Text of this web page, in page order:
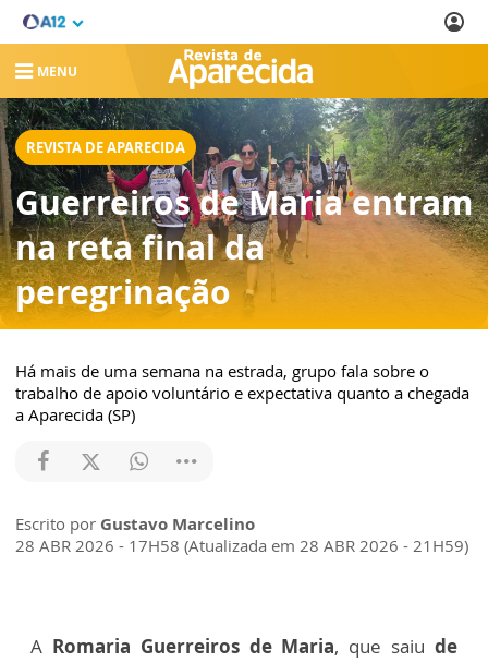
MENU
REVISTA DE APARECIDA
Guerreiros de Maria entram
na reta final da
peregrinação
Há mais de uma semana na estrada, grupo fala sobre o
trabalho de apoio voluntário e expectativa quanto a chegada
a Aparecida (SP)
Escrito por Gustavo Marcelino
28 ABR 2026 - 17H58 (Atualizada em 28 ABR 2026 - 21H59)
A Romaria Guerreiros de Maria, que saiude